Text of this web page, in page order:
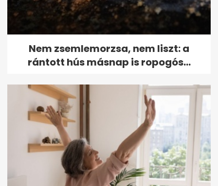
Nem zsemlemorzsa, nem liszt: a
rántott hús másnap is ropogós...